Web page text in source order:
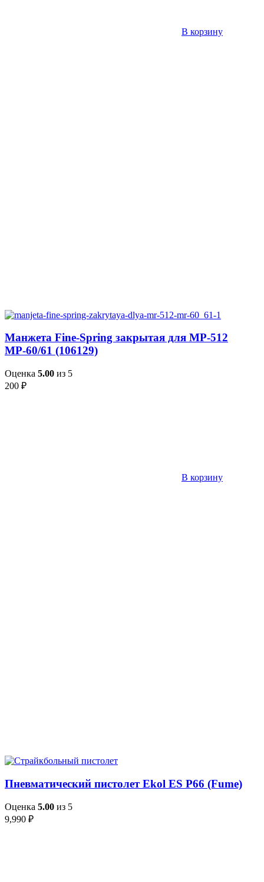
В корзину
Манжета Fine-Spring закрытая для МР-512
МР-60/61 (106129)
Оценка 5.00 из 5
200 ₽
В корзину
Пневматический пистолет Ekol ES P66 (Fume)
Оценка 5.00 из 5
9,990 ₽